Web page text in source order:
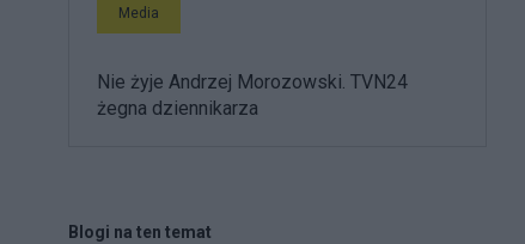
Media
Nie żyje Andrzej Morozowski. TVN24
żegna dziennikarza
Blogi na ten temat